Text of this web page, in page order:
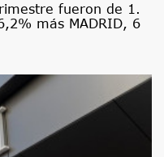
fueron de 1.
más MADRID, 6